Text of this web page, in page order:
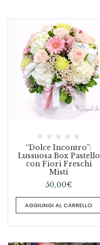
“Dolce Incontro”:
Lussuosa Box Pastello
con Fiori Freschi
Misti
50,00€
AGGIUNGI AL CARRELLO